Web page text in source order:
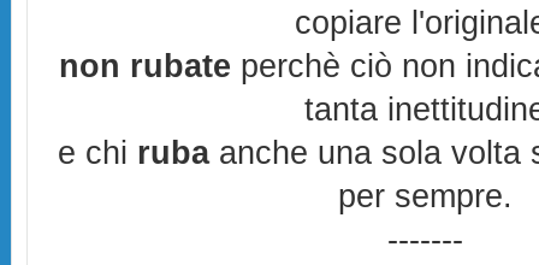
copiare
non rubate perchè ciò non
tanta
e chi rubaanche una sola volta
per sempre.
-------